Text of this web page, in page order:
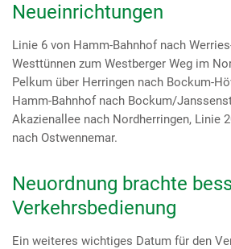
Neueinrichtungen
Linie 6 von Hamm-Bahnhof nach
Westtünnen zum Westberger Weg im
Pelkum über Herringen nach Bockum-
Hamm-Bahnhof nach Bockum/
Akazienallee nach Nordherringen, Linie
nach Ostwennemar.
Neuordnung brachte
Verkehrsbedienung
Ein weiteres wichtiges Datum für den